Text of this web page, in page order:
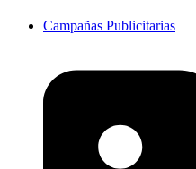
Campañas Publicitarias